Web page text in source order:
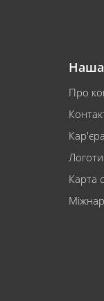
Наша
Про
Кар'єра
Карта